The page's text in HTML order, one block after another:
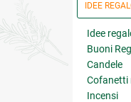
IDEE
Idee
Buoni
Candele
Cofanetti
Incensi